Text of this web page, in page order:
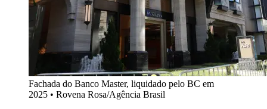
Fachada do Banco Master, liquidado pelo BC em
2025 • Rovena Rosa/Agência Brasil